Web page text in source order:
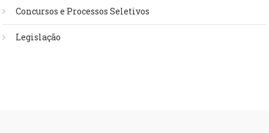
Concursos e Processos Seletivos
Legislação